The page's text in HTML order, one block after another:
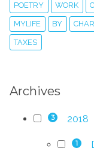
POETRY WORK
MYLIFE BY
TAXES
Archives
3 2018
1